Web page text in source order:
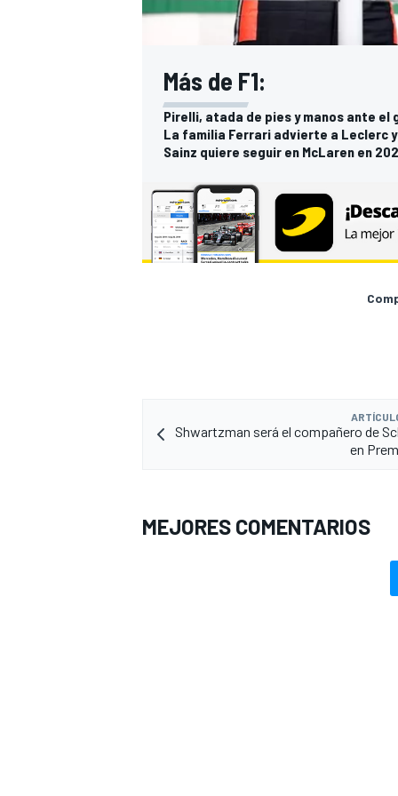
Más de F1:
Pirelli, atada de pies y manos ante
La familia Ferrari advierte a Leclerc
Sainz quiere seguir en McLaren en
Shwartzman será el compañero de
en
MEJORES COMENTARIOS